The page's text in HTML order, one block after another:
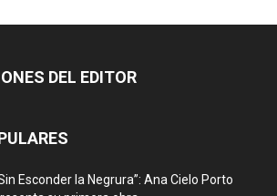
DEL EDITOR
Esconder la Negrura”: Ana Cielo Porto